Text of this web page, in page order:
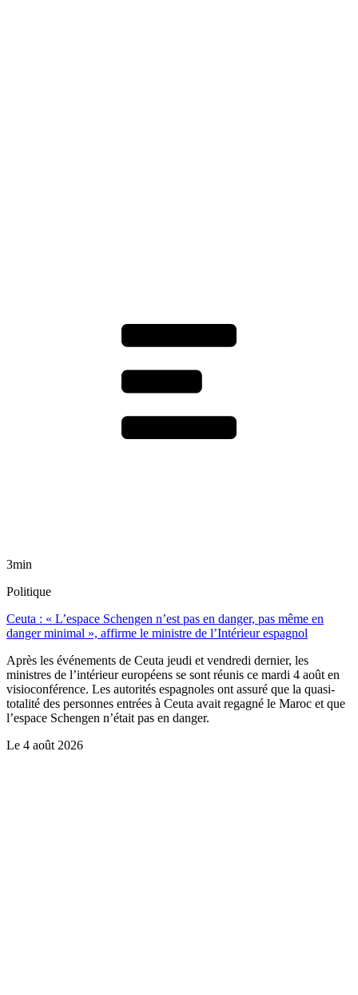
3min
Politique
Ceuta : « L’espace Schengen n’est pas en danger, pas même en
danger minimal », affirme le ministre de l’Intérieur espagnol
Après les événements de Ceuta jeudi et vendredi dernier, les
ministres de l’intérieur européens se sont réunis ce mardi 4 août en
visioconférence. Les autorités espagnoles ont assuré que la quasi-
totalité des personnes entrées à Ceuta avait regagné le Maroc et que
l’espace Schengen n’était pas en danger.
Le 4 août 2026